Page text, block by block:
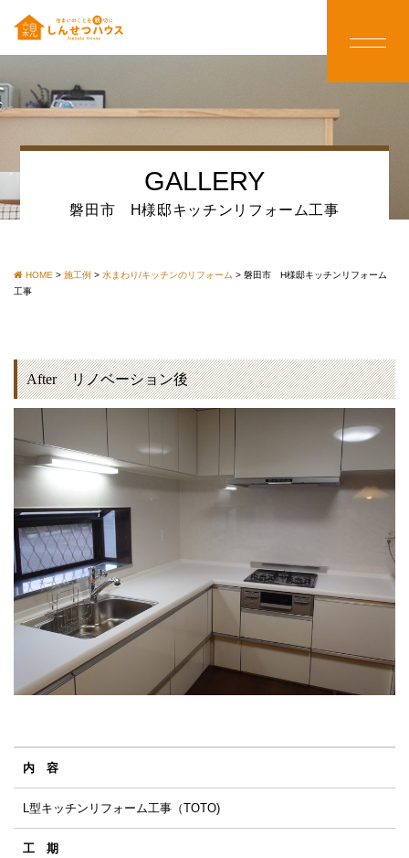
GALLERY
磐田市 H様邸キッチンリフォーム工事
HOME > 施工例 > 水まわり/キッチンのリフォーム > 磐田市 H様邸キッチンリフォーム
工事
After リノベーション後
内 容
L型キッチンリフォーム工事（TOTO)
工 期